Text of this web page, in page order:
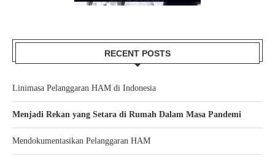
RECENT POSTS
Linimasa Pelanggaran HAM di Indonesia
Menjadi Rekan yang Setara di Rumah Dalam Masa Pandemi
Mendokumentasikan Pelanggaran HAM